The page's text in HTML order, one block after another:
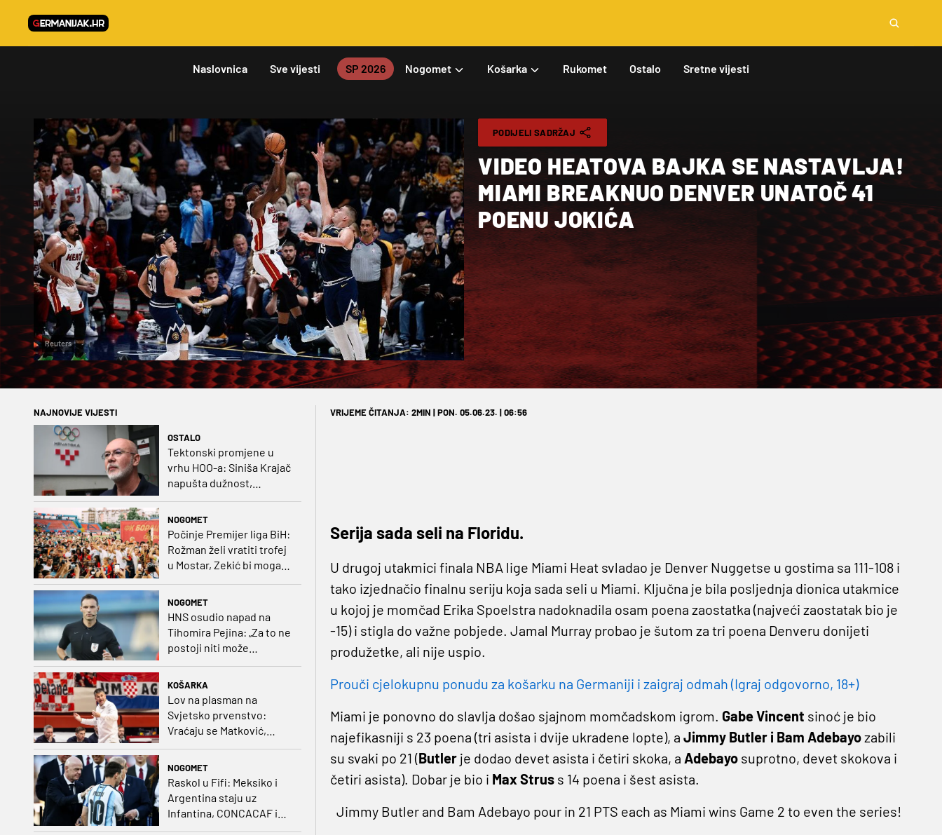
Naslovnica Sve vijesti SP 2026 Nogomet Košarka Rukomet Ostalo Sretne vijesti
Reuters
PODIJELI SADRŽAJ
VIDEO HEATOVA BAJKA SE NASTAVLJA!
MIAMI BREAKNUO DENVER UNATOČ 41
POENU JOKIĆA
NAJNOVIJE VIJESTI
OSTALO
Tektonski promjene u
vrhu HOO-a: Siniša Krajač
napušta dužnost,
NOGOMET
Počinje Premijer liga BiH:
Rožman želi vratiti trofej
u Mostar, Zekić bi mogao
NOGOMET
HNS osudio napad na
Tihomira Pejina: „Za to ne
postoji niti može
postojati opravdanje”
KOŠARKA
Lov na plasman na
Svjetsko prvenstvo:
Vraćaju se Matković,
Nakić i Drežnjak
NOGOMET
Raskol u Fifi: Meksiko i
Argentina staju uz
Infantina, CONCACAF i
VRIJEME ČITANJA: 2MIN | PON. 05.06.23. | 06:56
Serija sada seli na Floridu.
U drugoj utakmici finala NBA lige Miami Heat svladao je Denver Nuggetse u gostima sa 111-108 i
tako izjednačio finalnu seriju koja sada seli u Miami. Ključna je bila posljednja dionica utakmice
u kojoj je momčad Erika Spoelstra nadoknadila osam poena zaostatka (najveći zaostatak bio je
-15) i stigla do važne pobjede. Jamal Murray probao je šutom za tri poena Denveru donijeti
produžetke, ali nije uspio.
Prouči cjelokupnu ponudu za košarku na Germaniji i zaigraj odmah (Igraj odgovorno, 18+)
Miami je ponovno do slavlja došao sjajnom momčadskom igrom. Gabe Vincent sinoć je bio
najefikasniji s 23 poena (tri asista i dvije ukradene lopte), a Jimmy Butler i Bam Adebayozabili
su svaki po 21 (Butlerje dodao devet asista i četiri skoka, a Adebayosuprotno, devet skokova i
četiri asista). Dobar je bio i Max Struss 14 poena i šest asista.
Jimmy Butler and Bam Adebayo pour in 21 PTS each as Miami wins Game 2 to even the series!